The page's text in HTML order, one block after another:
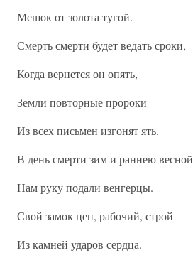
Мешок от золота тугой.
Смерть смерти будет ведать сроки,
Когда вернется он опять,
Земли повторные пророки
Из всех письмен изгонят ять.
В день смерти зим и раннею весной
Нам руку подали венгерцы.
Свой замок цен, рабочий, строй
Из камней ударов сердца.